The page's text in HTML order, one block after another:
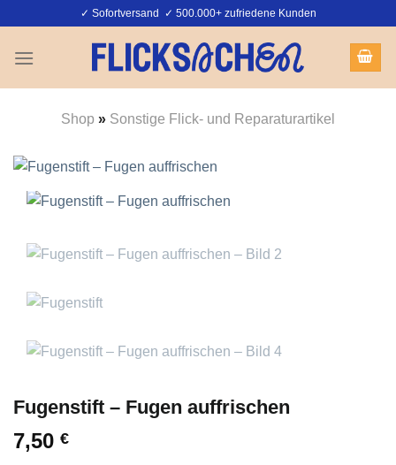
springen
✓ Sofortversand ✓ 500.000+ zufriedene Kunden
Shop » Sonstige Flick- und Reparaturartikel
Fugenstift – Fugen auffrischen
7,50 €